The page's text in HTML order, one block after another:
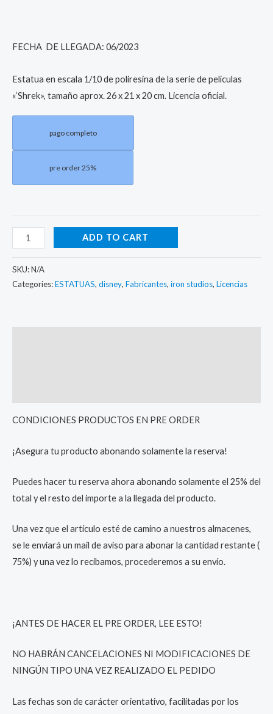
FECHA DE LLEGADA: 06/2023
Estatua en escala 1/10 de poliresina de la serie de películas
«‘Shrek», tamaño aprox. 26 x 21 x 20 cm. Licencia oficial.
pago completo
pre order 25%
ADD TO CART
SKU:N/A
Categories:ESTATUAS, disney, Fabricantes, iron studios, Licencias
CONDICIONES PRODUCTOS EN PRE ORDER
¡Asegura tu producto abonando solamente la reserva!
Puedes hacer tu reserva ahora abonando solamente el 25% del
total y el resto del importe a la llegada del producto.
Una vez que el artículo esté de camino a nuestros almacenes,
se le enviará un mail de aviso para abonar la cantidad restante (
75%) y una vez lo recibamos, procederemos a su envío.
¡ANTES DE HACER EL PRE ORDER, LEE ESTO!
NO HABRÁN CANCELACIONES NI MODIFICACIONES DE
NINGÚN TIPO UNA VEZ REALIZADO EL PEDIDO
Las fechas son de carácter orientativo, facilitadas por los